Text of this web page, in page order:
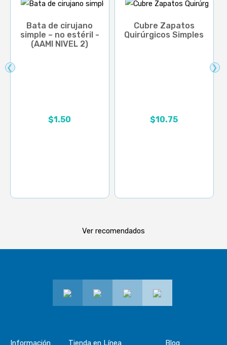
❮ ❯
Bata de cirujano
simple – no estéril -
(AAMI NIVEL 2)
$1.50
Cubre Zapatos
Quirúrgicos Simples
$10.75
Ver recomendados
Información Tienda en Línea Blog